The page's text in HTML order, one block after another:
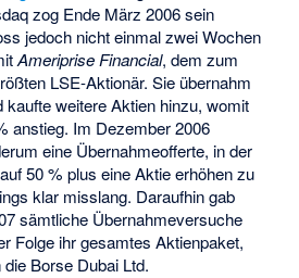
zog Ende März 2006 sein
jedoch nicht einmal zwei Wochen
Ameriprise Financial, dem zum
LSE-Aktionär. Sie übernahm
kaufte weitere Aktien hinzu, womit
anstieg. Im Dezember 2006
eine Übernahmeofferte, in der
50 % plus eine Aktie erhöhen zu
klar misslang. Daraufhin gab
sämtliche Übernahmeversuche
Folge ihr gesamtes Aktienpaket,
Borse Dubai Ltd.